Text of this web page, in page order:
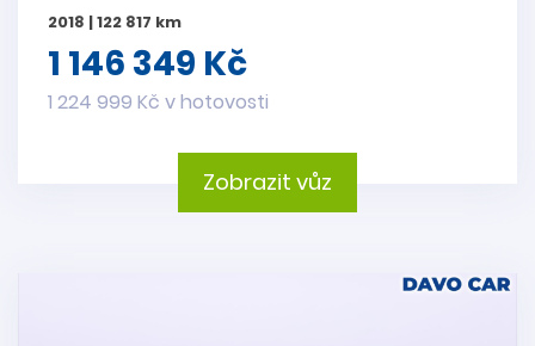
2018 | 122 817 km
1 146 349 Kč
1 224 999 Kč v hotovosti
Zobrazit vůz